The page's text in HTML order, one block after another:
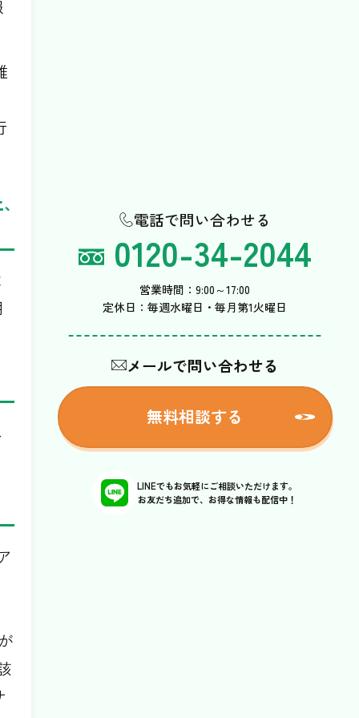
電話で問い合わせる
0120-34-2044
営業時間：9:00～17:00
定休日：毎週水曜日・毎月第1火曜日
メールで問い合わせる
無料相談する
LINEでもお気軽にご相談いただけます。
お友だち追加で、お得な情報も配信中！